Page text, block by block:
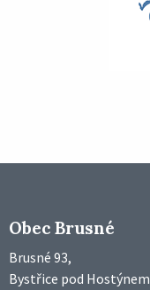
Obec Brusné
Brusné 93,
Bystřice pod Hostýnem